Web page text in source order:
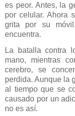
es peor. Antes, la
por celular. Ahora
grita por su
encuentra.
La batalla contra
mano, mientras
cerebro, se
perdida. Aunque la
al tiempo que se
causado por un
no es así.